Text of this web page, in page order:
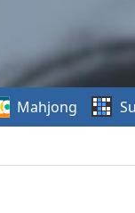
Mahjong